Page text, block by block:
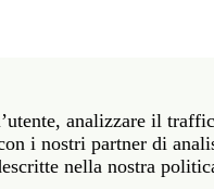
· t 39 06 58461 · f
York NY 10011 · t
analizzare il
i nostri partner di
nella nostra